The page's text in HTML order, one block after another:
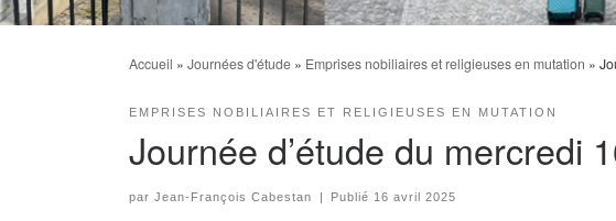
Accueil » Journées d'étude » Emprises nobiliaires et religieuses en mutation »
EMPRISES NOBILIAIRES ET RELIGIEUSES EN MUTATION
Journée d’étude du mercredi
par Jean-François Cabestan Publié 16 avril 2025